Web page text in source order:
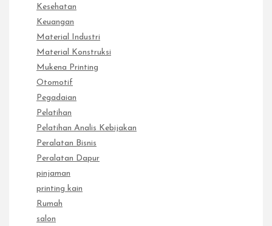
Kesehatan
Keuangan
Material Industri
Material Konstruksi
Mukena Printing
Otomotif
Pegadaian
Pelatihan
Pelatihan Analis Kebijakan
Peralatan Bisnis
Peralatan Dapur
pinjaman
printing kain
Rumah
salon